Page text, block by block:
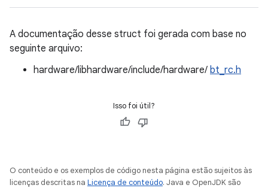
A documentação desse struct foi gerada com base no
seguinte arquivo:
hardware/libhardware/include/hardware/ bt_rc.h
Isso foi útil?
O conteúdo e os exemplos de código nesta página estão sujeitos às
licenças descritas na Licença de conteúdo. Java e OpenJDK são